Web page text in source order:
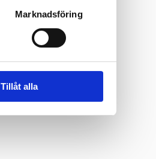
Marknadsföring
Tillåt alla